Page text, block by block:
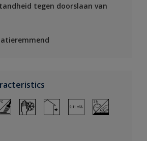
tegen doorslaan van